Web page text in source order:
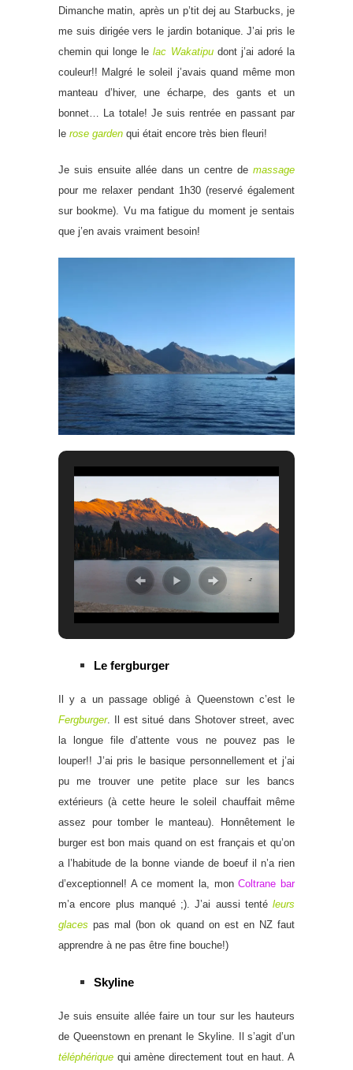
Dimanche matin, après un p’tit dej au Starbucks, je
me suis dirigée vers le jardin botanique. J’ai pris le
chemin qui longe lelac Wakatipudont j’ai adoré la
couleur!! Malgré le soleil j’avais quand même mon
manteau d’hiver, une écharpe, des gants et un
bonnet… La totale! Je suis rentrée en passant par
le rose garden qui était encore très bien fleuri!
Je suis ensuite allée dans un centre de massage
pour me relaxer pendant 1h30 (reservé également
sur bookme). Vu ma fatigue du moment je sentais
que j’en avais vraiment besoin!
Le fergburger
Il y a un passage obligé à Queenstown c’est le
Fergburger. Il est situé dans Shotover street, avec
la longue file d’attente vous ne pouvez pas le
louper!! J’ai pris le basique personnellement et j’ai
pu me trouver une petite place sur les bancs
extérieurs (à cette heure le soleil chauffait même
assez pour tomber le manteau). Honnêtement le
burger est bon mais quand on est français et qu’on
a l’habitude de la bonne viande de boeuf il n’a rien
d’exceptionnel! A ce moment la, monColtrane bar
m’a encore plus manqué ;). J’ai aussi tenté leurs
glaces pas mal (bon ok quand on est en NZ faut
apprendre à ne pas être fine bouche!)
Skyline
Je suis ensuite allée faire un tour sur les hauteurs
de Queenstown en prenant le Skyline. Il s’agit d’un
téléphérique qui amène directement tout en haut. A